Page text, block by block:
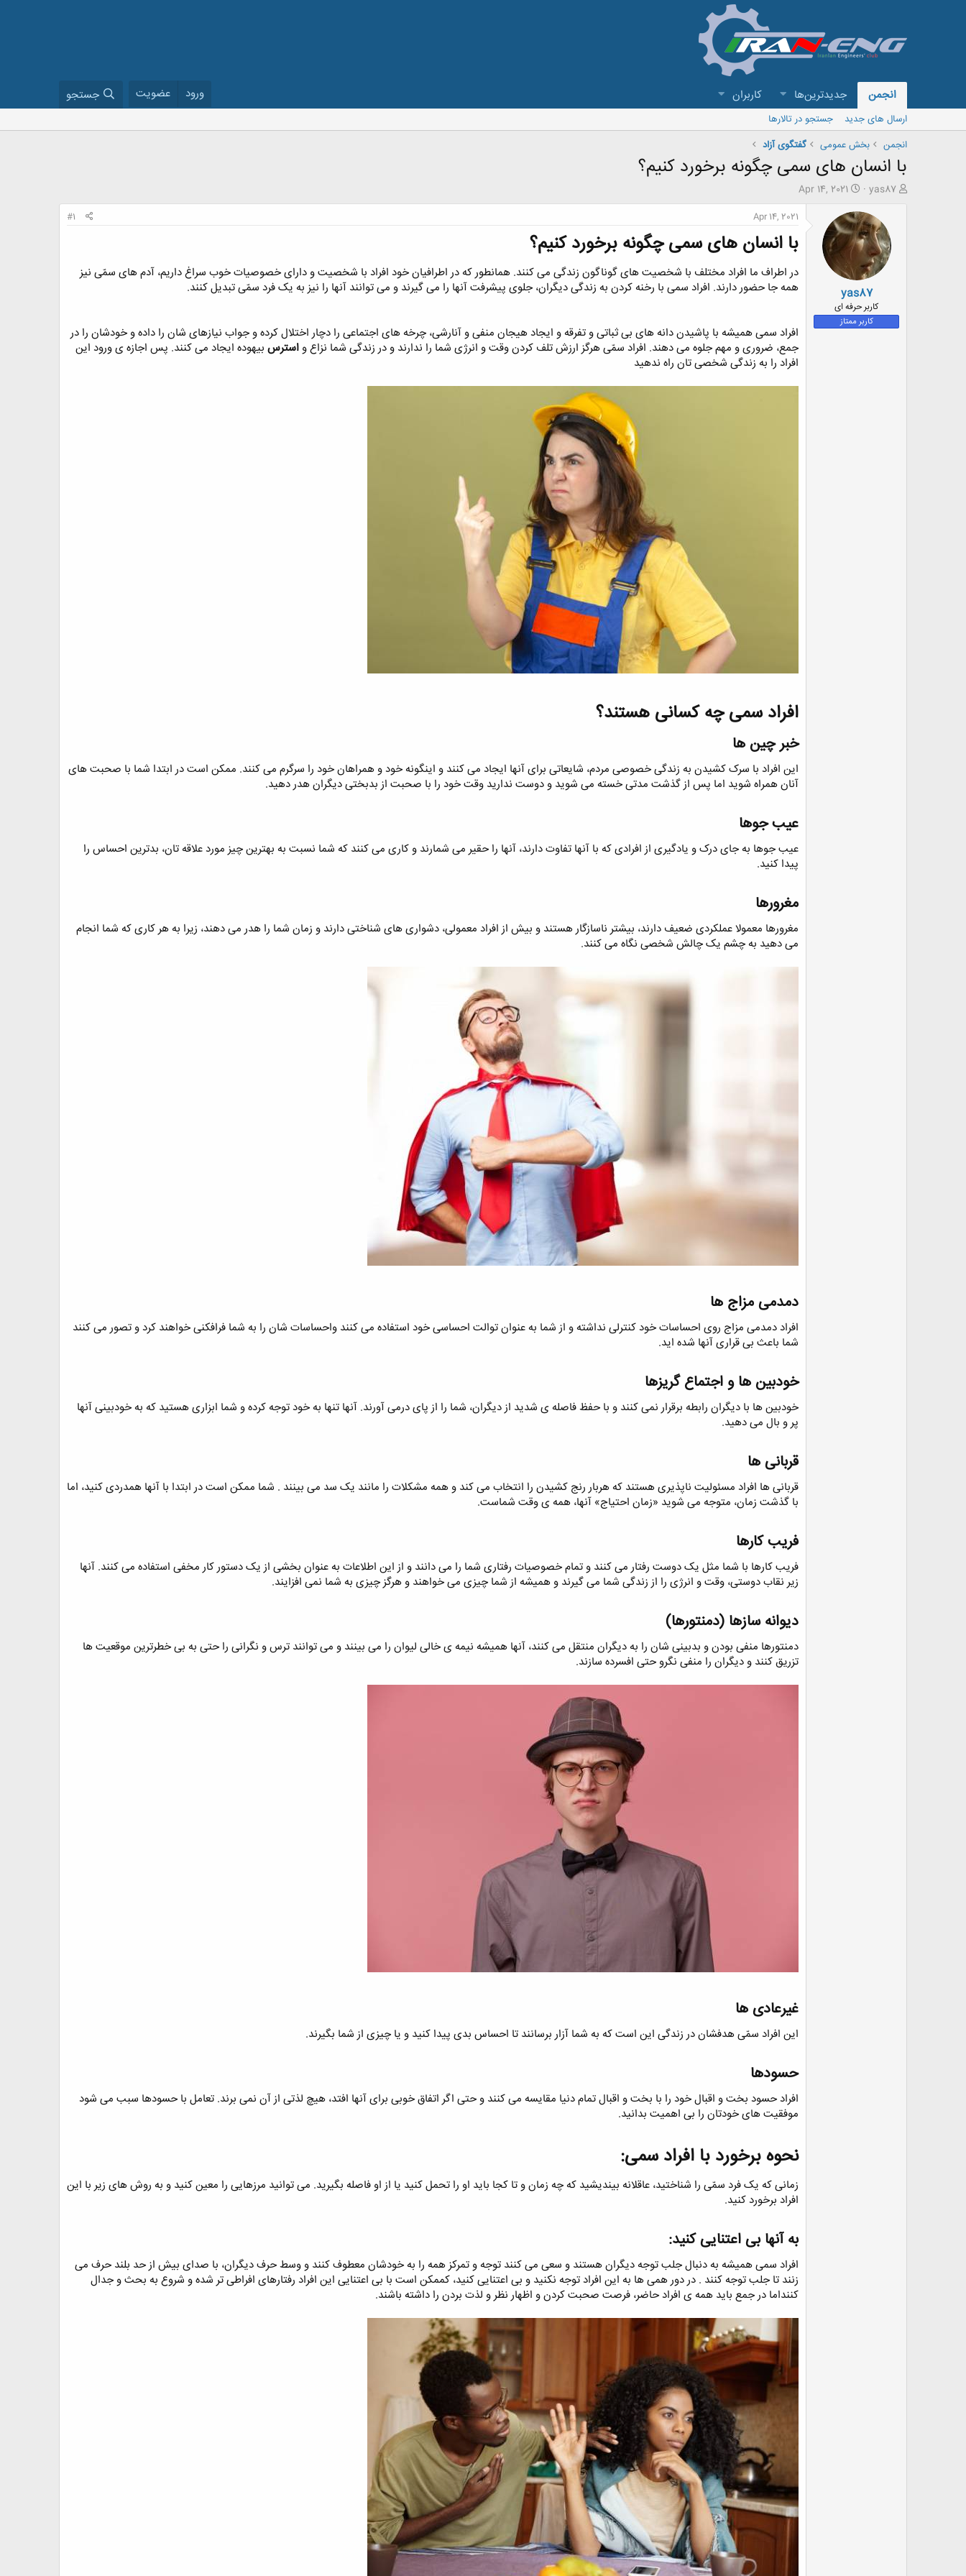
انجمن جدیدترین‌ها کاربران ورود عضویت جستجو
ارسال های جدید
جستجو در تالارها
انجمن
بخش عمومی گفتگوی آزاد
با انسان های سمی چگونه برخورد کنیم؟
ش
و
ض
yas87
ت
ر
ی
خ
ش
ر
و
ع
Apr 14, 2021
yas87
کاربر حرفه ای
کاربر ممتاز
Apr 14, 2021
#1
با انسان های سمی چگونه برخورد کنیم؟​
در اطراف ما افراد مختلف با شخصیت های گوناگون زندگی می کنند. همانطور که در اطرافیان خود افراد با شخصیت و دارای خصوصیات خوب سراغ داریم، آدم های سمّی نیز
همه جا حضور دارند. افراد سمی با رخنه کردن به زندگی دیگران، جلوی پیشرفت آنها را می گیرند و می توانند آنها را نیز به یک فرد سمّی تبدیل کنند.
افراد سمی همیشه با پاشیدن دانه های بی ثباتی و تفرقه و ایجاد هیجان منفی و آنارشی، چرخه های اجتماعی را دچار اختلال کرده و جواب نیازهای شان را داده و خودشان را در
جمع، ضروری و مهم جلوه می دهند. افراد سمّی هرگز ارزش تلف کردن وقت و انرژی شما را ندارند و در زندگی شما نزاع واسترس بیهوده ایجاد می کنند. پس اجازه ی ورود این
افراد را به زندگی شخصی تان راه ندهید
افراد سمی چه کسانی هستند؟​
خبر چین ها​
این افراد با سرک کشیدن به زندگی خصوصی مردم، شایعاتی برای آنها ایجاد می کنند و اینگونه خود و همراهان خود را سرگرم می کنند. ممکن است در ابتدا شما با صحبت های
آنان همراه شوید اما پس از گذشت مدتی خسته می شوید و دوست ندارید وقت خود را با صحبت از بدبختی دیگران هدر دهید.
عیب جوها​
عیب جوها به جای درک و یادگیری از افرادی که با آنها تفاوت دارند، آنها را حقیر می شمارند و کاری می کنند که شما نسبت به بهترین چیز مورد علاقه تان، بدترین احساس را
پیدا کنید.
مغرورها​
مغرورها معمولا عملکردی ضعیف دارند، بیشتر ناسازگار هستند و بیش از افراد معمولی، دشواری های شناختی دارند و زمان شما را هدر می دهند، زیرا به هر کاری که شما انجام
می دهید به چشم یک چالش شخصی نگاه می کنند.
دمدمی مزاج ها​
افراد دمدمی مزاج روی احساسات خود کنترلی نداشته و از شما به عنوان توالت احساسی خود استفاده می کنند واحساسات شان را به شما فرافکنی خواهند کرد و تصور می کنند
شما باعث بی قراری آنها شده اید.
خودبین ها و اجتماع گریزها​
خودبین ها با دیگران رابطه برقرار نمی کنند و با حفظ فاصله ی شدید از دیگران، شما را از پای درمی آورند. آنها تنها به خود توجه کرده و شما ابزاری هستید که به خودبینی آنها
پر و بال می دهید.
قربانی ها​
قربانی ها افراد مسئولیت ناپذیری هستند که هربار رنج کشیدن را انتخاب می کند و همه مشکلات را مانند یک سد می بینند . شما ممکن است در ابتدا با آنها همدردی کنید، اما
با گذشت زمان، متوجه می شوید «زمان احتیاج» آنها، همه ی وقت شماست.
فریب کارها​
فریب کارها با شما مثل یک دوست رفتار می کنند و تمام خصوصیات رفتاری شما را می دانند و از این اطلاعات به عنوان بخشی از یک دستور کار مخفی استفاده می کنند. آنها
زیر نقاب دوستی، وقت و انرژی را از زندگی شما می گیرند و همیشه از شما چیزی می خواهند و هرگز چیزی به شما نمی افزایند.
دیوانه سازها (دمنتورها)​
دمنتورها منفی بودن و بدبینی شان را به دیگران منتقل می کنند، آنها همیشه نیمه ی خالی لیوان را می بینند و می توانند ترس و نگرانی را حتی به بی خطرترین موقعیت ها
تزریق کنند و دیگران را منفی نگرو حتی افسرده سازند.
غیرعادی ها​
این افراد سمّی هدفشان در زندگی این است که به شما آزار برسانند تا احساس بدی پیدا کنید و یا چیزی از شما بگیرند.
حسودها​
افراد حسود بخت و اقبال خود را با بخت و اقبال تمام دنیا مقایسه می کنند و حتی اگر اتفاق خوبی برای آنها افتد، هیچ لذتی از آن نمی برند. تعامل با حسودها سبب می شود
موفقیت های خودتان را بی اهمیت بدانید.
نحوه برخورد با افراد سمی:​
زمانی که یک فرد سمّی را شناختید، عاقلانه بیندیشید که چه زمان و تا کجا باید او را تحمل کنید یا از او فاصله بگیرید. می توانید مرزهایی را معین کنید و به روش های زیر با این
افراد برخورد کنید.
به آنها بی اعتنایی کنید:​
افراد سمی همیشه به دنبال جلب توجه دیگران هستند و سعی می کنند توجه و تمرکز همه را به خودشان معطوف کنند و وسط حرف دیگران، با صدای بیش از حد بلند حرف می
زنند تا جلب توجه کنند . در دور همی ها به این افراد توجه نکنید و بی اعتنایی کنید، کممکن است با بی اعتنایی این افراد رفتارهای افراطی تر شده و شروع به بحث و جدال
کننداما در جمع باید همه ی افراد حاضر، فرصت صحبت کردن و اظهار نظر و لذت بردن را داشته باشند.